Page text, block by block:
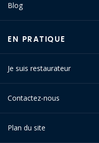
Blog
EN PRATIQUE
Je suis restaurateur
Contactez-nous
Plan du site